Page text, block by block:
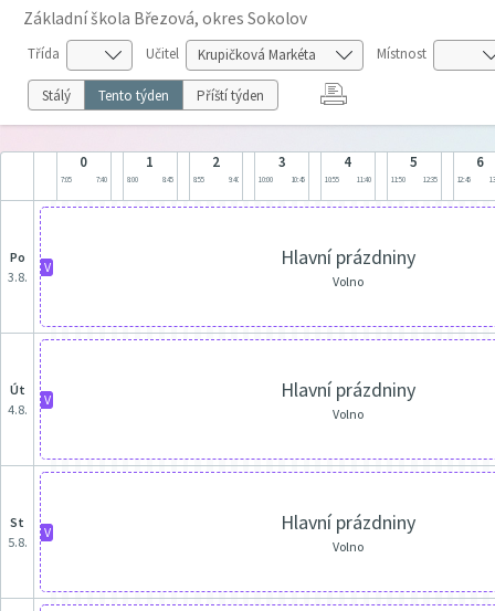
Základní škola Březová, okres Sokolov
Třída Učitel Místnost
Stálý Tento týden Příští týden
0
7:05 7:40
1
8:00 8:45
2
8:55 9:40
3
10:00 10:45
4
10:55 11:40
5
11:50 12:35
6
12:45
po
3.8.
V Hlavní prázdniny
Volno
út
4.8.
V Hlavní prázdniny
Volno
st
5.8.
V Hlavní prázdniny
Volno